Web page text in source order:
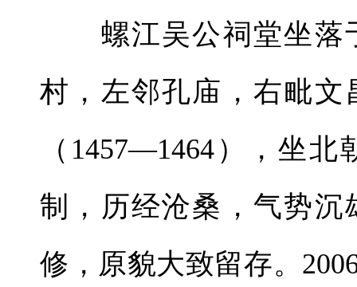
螺江吴公祠堂坐落
村，左邻孔庙，右毗
（1457—1464），坐
制，历经沧桑，气势
修，原貌大致留存。